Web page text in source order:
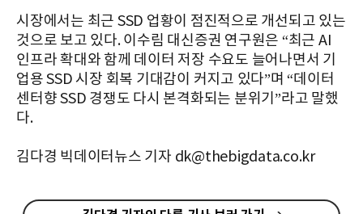
시장에서는 최근 SSD 업황이 점진적으로 개선되고 있는
것으로 보고 있다. 이수림 대신증권 연구원은 “최근 AI
인프라 확대와 함께 데이터 저장 수요도 늘어나면서 기
업용 SSD 시장 회복 기대감이 커지고 있다”며 “데이터
센터향 SSD 경쟁도 다시 본격화되는 분위기”라고 말했
다.
김다경 빅데이터뉴스 기자 dk@thebigdata.co.kr